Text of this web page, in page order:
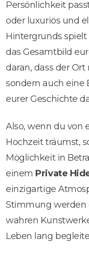
Persönlichkeit
oder luxuriös und
Hintergrunds
das Gesamtbild
daran, dass der
sondern auch eine
eurer Geschichte
Also, wenn du von
Hochzeit träumst,
Möglichkeit in
einem Private
einzigartige
Stimmung werden
wahren
Leben lang